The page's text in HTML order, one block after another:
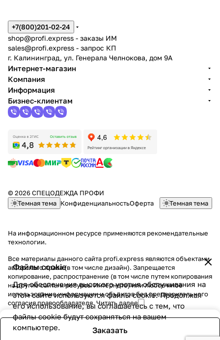
Заказать
Файлы cookie
Для обеспечения высокого уровня обслуживания на
этом сайте используются файлы cookie. Продолжая
его использование, вы соглашаетесь с тем, что
файлы cookie будут сохраняться на вашем
компьютере.
+7(800)201-02-24
shop@profi.express - заказы ИМ
sales@profi.express - запрос КП
г. Калининград, ул. Генерала Челнокова, дом 9A
Интернет-магазин
Компания
Информация
Бизнес-клиентам
© 2026 СПЕЦОДЕЖДА ПРОФИ
Темная тема КонфиденциальностьОферта Темная тема
На информационном ресурсе применяются рекомендательные
технологии.
Все материалы данного сайта profi.express являются объектами
авторского права (в том числе дизайн). Запрещается
копирование, распространение (в том числе путем копирования
на другие сайты и ресурсы Интернете) или любое иное
использование информации и объектов без предварительного
согласия правообладателя. Читать далее